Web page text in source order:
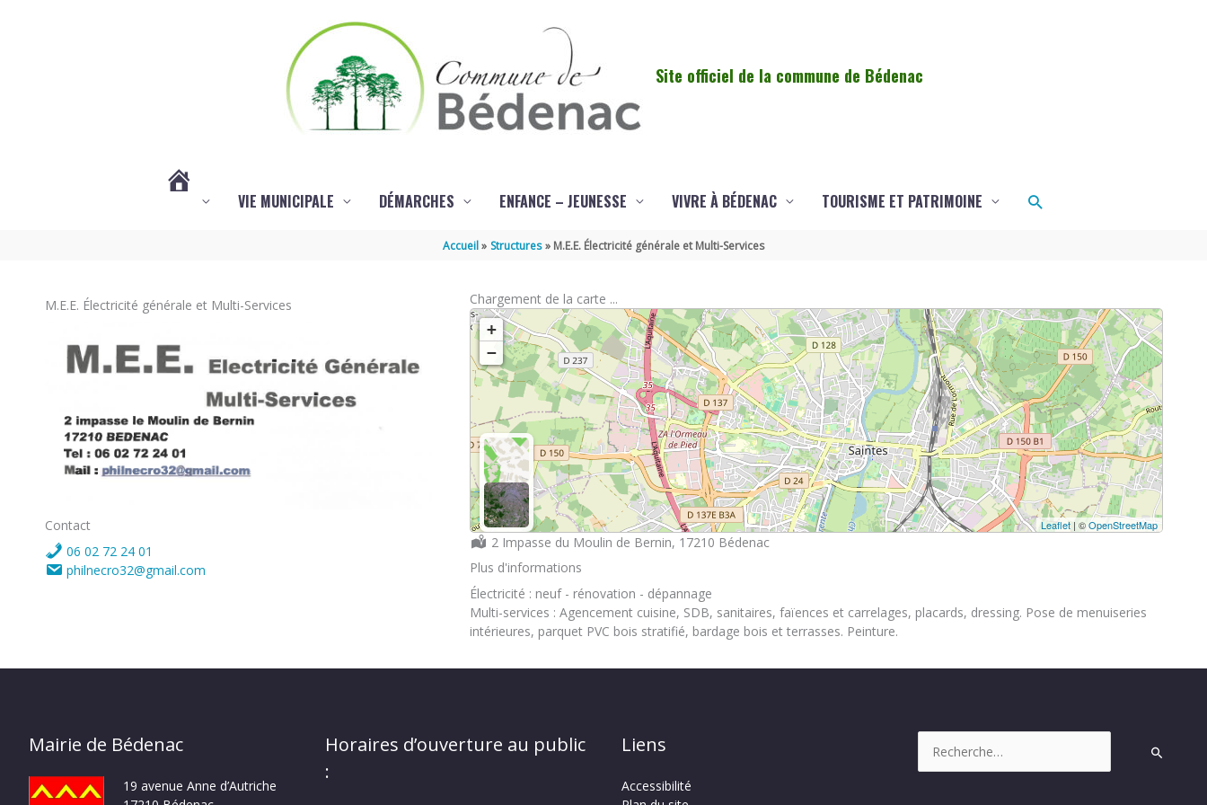
Site officiel de la commune de Bédenac
DE
VIE MUNICIPALE DÉMARCHES ENFANCE – JEUNESSE VIVRE À BÉDENAC TOURISME ET PATRIMOINE Rechercher
Accueil Structures M.E.E. Électricité générale et Multi-Services
M.E.E. Électricité générale et Multi-Services
Contact
06 02 72 24 01
philnecro32@gmail.com
Chargement de la carte ...
+
−
Leaflet| ©OpenStreetMap
Localisation :
2 Impasse du Moulin de Bernin, 17210 Bédenac
Plus d'informations
Électricité : neuf - rénovation - dépannage
Multi-services : Agencement cuisine, SDB, sanitaires, faïences et carrelages, placards, dressing. Pose de menuiseries
intérieures, parquet PVC bois stratifié, bardage bois et terrasses. Peinture.
Mairie de Bédenac
19 avenue Anne d’Autriche
Horaires d’ouverture au public
:
Liens
Accessibilité